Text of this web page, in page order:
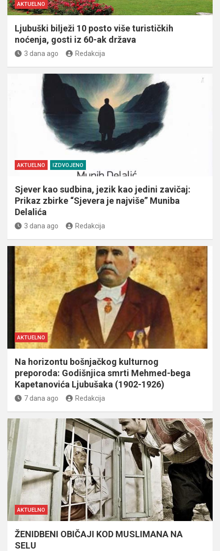
AKTUELNO
Ljubuški bilježi 10 posto više turističkih
noćenja, gosti iz 60-ak država
3 dana ago Redakcija
AKTUELNO IZDVOJENO
Sjever kao sudbina, jezik kao jedini zavičaj:
Prikaz zbirke “Sjevera je najviše” Muniba
Delalića
3 dana ago Redakcija
AKTUELNO
Na horizontu bošnjačkog kulturnog
preporoda: Godišnjica smrti Mehmed-bega
Kapetanovića Ljubušaka (1902-1926)
7 dana ago Redakcija
AKTUELNO
ŽENIDBENI OBIČAJI KOD MUSLIMANA NA
SELU